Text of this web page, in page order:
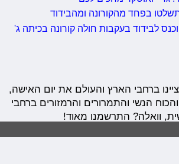
בפחד מהקורונה ומהבידוד
לבידוד בעקבות חולה קורונה בכיתה ג'
ברחבי הארץ והעולם את יום האישה,
הנשי והתמרורים והרמזורים ברחבי
וואלה? התרשמנו מאוד!